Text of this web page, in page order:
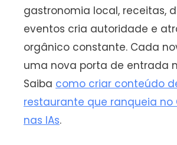
gastronomia local, receitas,
eventos cria autoridade e
orgânico constante. Cada
uma nova porta de entrada
Saiba como criar conteúdo
restaurante que ranqueia no
nas IAs.